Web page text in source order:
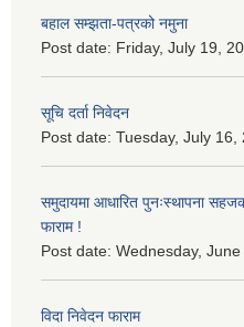
बहाल सम्झता-पत्रको नमुना
Post date: Friday, July 19,
सूचि दर्ता निवेदन
Post date: Tuesday, July 16,
समुदायमा आधारित पुनःस्थापना
फाराम !
Post date: Wednesday,
विदा निवेदन फाराम